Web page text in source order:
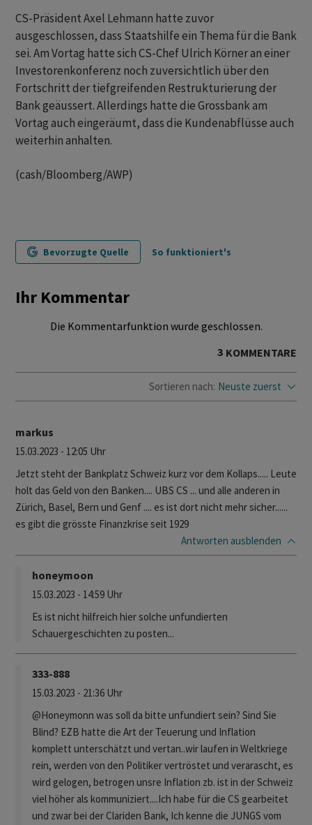
CS-Präsident Axel Lehmann hatte zuvor
ausgeschlossen, dass Staatshilfe ein Thema für die Bank
sei. Am Vortag hatte sich CS-Chef Ulrich Körner an einer
Investorenkonferenz noch zuversichtlich über den
Fortschritt der tiefgreifenden Restrukturierung der
Bank geäussert. Allerdings hatte die Grossbank am
Vortag auch eingeräumt, dass die Kundenabflüsse auch
weiterhin anhalten.
(cash/Bloomberg/AWP)
Bevorzugte Quelle So funktioniert's
Ihr Kommentar
Die Kommentarfunktion wurde geschlossen.
3 KOMMENTARE
Sortieren nach: Neuste zuerst
markus
15.03.2023 - 12:05 Uhr
Jetzt steht der Bankplatz Schweiz kurz vor dem Kollaps..... Leute
holt das Geld von den Banken.... UBS CS ... und alle anderen in
Zürich, Basel, Bern und Genf .... es ist dort nicht mehr sicher......
es gibt die grösste Finanzkrise seit 1929
Antworten ausblenden
honeymoon
15.03.2023 - 14:59 Uhr
Es ist nicht hilfreich hier solche unfundierten
Schauergeschichten zu posten...
333-888
15.03.2023 - 21:36 Uhr
@Honeymonn was soll da bitte unfundiert sein? Sind Sie
Blind? EZB hatte die Art der Teuerung und Inflation
komplett unterschätzt und vertan..wir laufen in Weltkriege
rein, werden von den Politiker vertröstet und verarascht, es
wird gelogen, betrogen unsre Inflation zb. ist in der Schweiz
viel höher als kommuniziert....Ich habe für die CS gearbeitet
und zwar bei der Clariden Bank, Ich kenne die JUNGS vom